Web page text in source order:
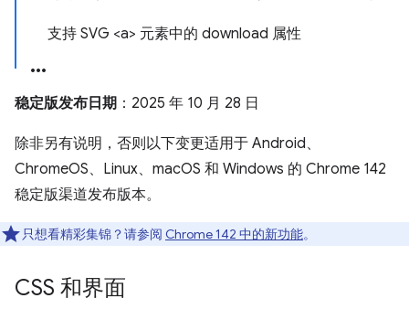
支持 SVG <a> 元素中的 download 属性
稳定版发布日期 ：2025 年 10 月 28 日
除非另有说明，否则以下变更适用于 Android、
ChromeOS、Linux、macOS 和 Windows 的 Chrome 142
稳定版渠道发布版本。
只想看精彩集锦？请参阅 Chrome 142 中的新功能。
CSS 和界面